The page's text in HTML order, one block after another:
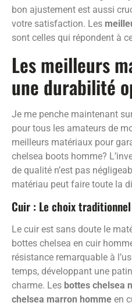
bon ajustement est aussi
votre satisfaction. Les
sont celles qui répondent à
Les meilleurs
une durabilité
Je me penche maintenant
pour tous les amateurs de
meilleurs matériaux pour
chelsea boots homme?
de qualité n’est pas
matériau peut faire toute la
Cuir : Le choix
Le cuir est sans doute le
bottes chelsea en cuir
résistance remarquable à
temps, développant une
charme. Les bottes chelsea
chelsea marron homme en